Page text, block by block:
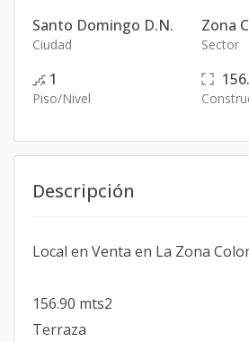
Santo Domingo D.N.
Ciudad
Zona
Sector
1
Piso/Nivel
Descripción
Local en Venta en La Zona
156.90 mts2
Terraza